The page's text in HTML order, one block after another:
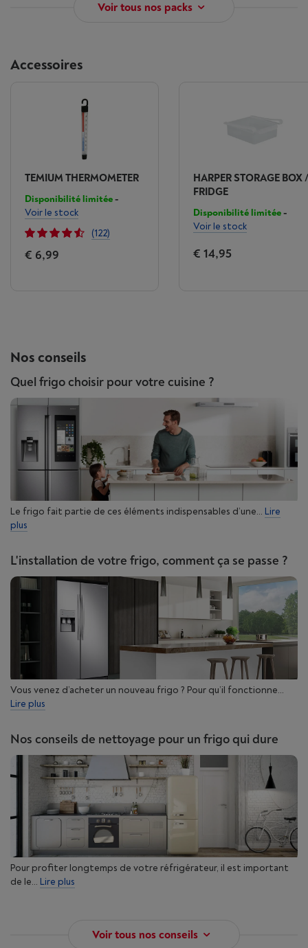
Voir tous nos packs
Accessoires
TEMIUM THERMOMETER
Disponibilité limitée-
Voir le stock
(122)
€ 6,99
HARPER STORAGE BOX /
FRIDGE
Disponibilité limitée-
Voir le stock
€ 14,95
Nos conseils
Quel frigo choisir pour votre cuisine ?
Le frigo fait partie de ces éléments indispensables d’une... Lire
plus
L'installation de votre frigo, comment ça se passe ?
Vous venez d’acheter un nouveau frigo ? Pour qu’il fonctionne...
Lire plus
Nos conseils de nettoyage pour un frigo qui dure
Pour profiter longtemps de votre réfrigérateur, il est important
de le... Lire plus
Voir tous nos conseils